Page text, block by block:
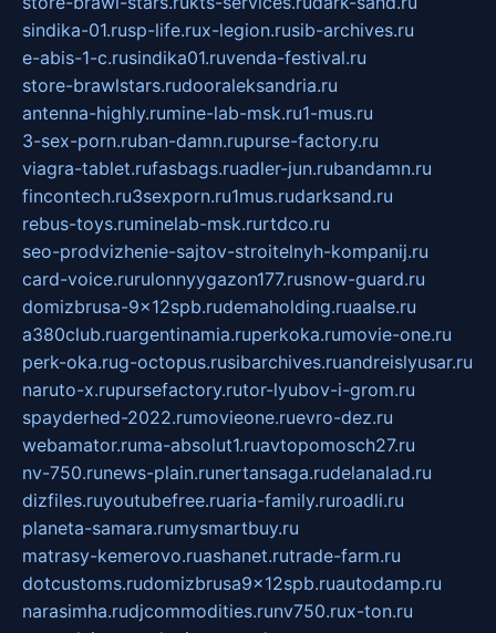
sindika-01.rusp-life.rux-legion.rusib-archives.ru
e-abis-1-c.rusindika01.ruvenda-festival.ru
store-brawlstars.rudooraleksandria.ru
antenna-highly.rumine-lab-msk.ru1-mus.ru
3-sex-porn.ruban-damn.rupurse-factory.ru
viagra-tablet.rufasbags.ruadler-jun.rubandamn.ru
fincontech.ru3sexporn.ru1mus.rudarksand.ru
rebus-toys.ruminelab-msk.rurtdco.ru
seo-prodvizhenie-sajtov-stroitelnyh-kompanij.ru
card-voice.rurulonnyygazon177.rusnow-guard.ru
domizbrusa-9x12spb.rudemaholding.ruaalse.ru
a380club.ruargentinamia.ruperkoka.rumovie-one.ru
perk-oka.rug-octopus.rusibarchives.ruandreislyusar.ru
naruto-x.rupursefactory.rutor-lyubov-i-grom.ru
spayderhed-2022.rumovieone.ruevro-dez.ru
webamator.ruma-absolut1.ruavtopomosch27.ru
nv-750.runews-plain.runertansaga.rudelanalad.ru
dizfiles.ruyoutubefree.ruaria-family.ruroadli.ru
planeta-samara.rumysmartbuy.ru
matrasy-kemerovo.ruashanet.rutrade-farm.ru
dotcustoms.rudomizbrusa9x12spb.ruautodamp.ru
narasimha.rudjcommodities.runv750.rux-ton.ru